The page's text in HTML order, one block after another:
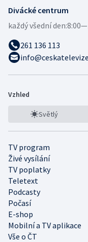
Divácké centrum
každý všední den:
261 136 113
Vzhled
Světlý
TV program
Živé vysílání
TV poplatky
Teletext
Podcasty
Počasí
E-shop
Mobilní a TV aplikace
Vše o ČT